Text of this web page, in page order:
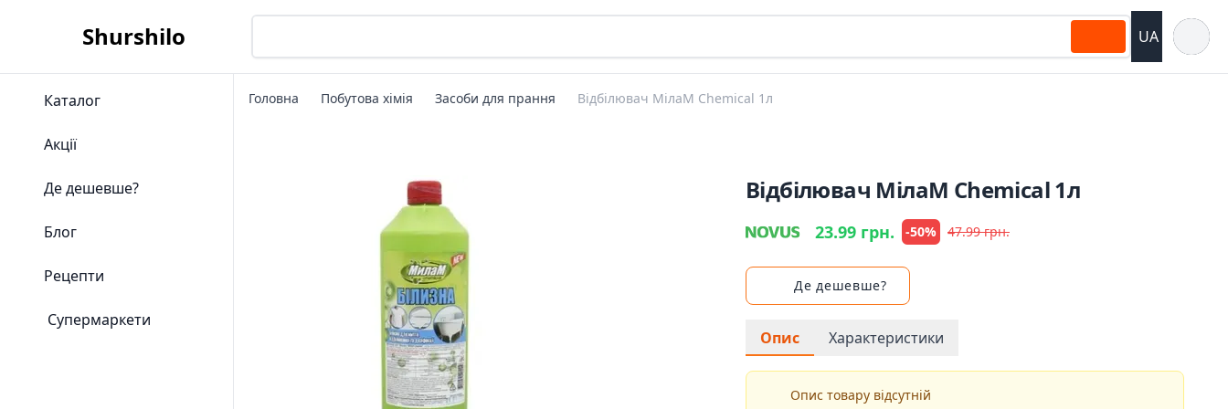
Shurshilo UA
Каталог
Акції
Де дешевше?
Блог
Рецепти
Супермаркети
Головна Побутова хімія Засоби для прання Відбілювач МілаМ Сhemical 1л
Відбілювач МілаМ Сhemical 1л
23.99 грн. -50% 47.99 грн.
Де дешевше?
Опис Характеристики
Опис товару відсутній